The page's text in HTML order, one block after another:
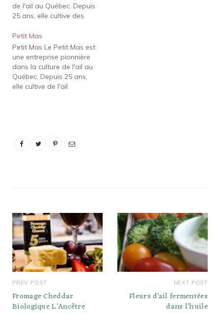
de l'ail au Québec. Depuis
25 ans, elle cultive des
biologique sur les terres
d'Esrie. C'est aussi la
seule entreprise sur le
marché qui propose la
fleur d'ail fermentée, un
assaisonnement unique
Petit Mas
Petit Mas Le Petit Mas est
une entreprise pionnière
dans la culture de l'ail au
Québec. Depuis 25 ans,
elle cultive de l'ail
fermentée, un condiment
PREV POST
Fromage Cheddar
Biologique L’Ancêtre
NEXT POST
Fleurs d’ail fermentées
dans l’huile